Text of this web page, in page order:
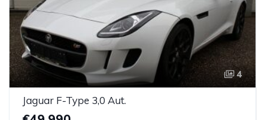
4
Jaguar F-Type 3,0 Aut.